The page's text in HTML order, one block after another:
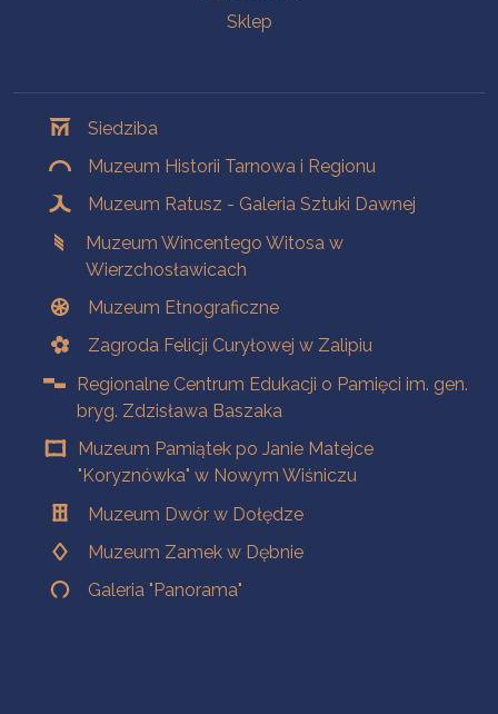
Sklep
Siedziba
Muzeum Historii Tarnowa i Regionu
Muzeum Ratusz - Galeria Sztuki Dawnej
Muzeum Wincentego Witosa w
Wierzchosławicach
Muzeum Etnograficzne
Zagroda Felicji Curyłowej w Zalipiu
Regionalne Centrum Edukacji o Pamięci im. gen.
bryg. Zdzisława Baszaka
Muzeum Pamiątek po Janie Matejce
"Koryznówka" w Nowym Wiśniczu
Muzeum Dwór w Dołędze
Muzeum Zamek w Dębnie
Galeria "Panorama"